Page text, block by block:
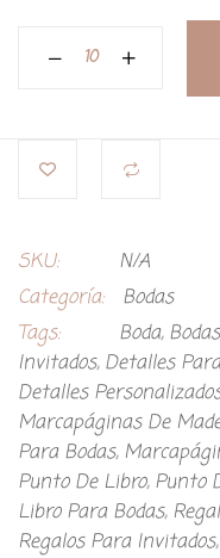
SKU:
N/A
Categoría:
Bodas
Tags:
Boda, Bodas
Invitados, Detalles
Detalles
Marcapáginas De
Para Bodas,
Punto De Libro, Punto
Libro Para Bodas,
Regalos Para Invitados,